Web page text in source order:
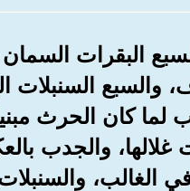
البقرات
والسبع
لما كان الحرث
غلالها، والجدب
الغالب،